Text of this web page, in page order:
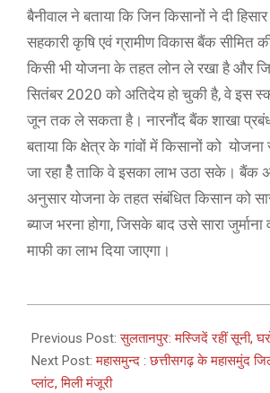
बैनीवाल ने बताया कि जिन किसानों ने दी
सहकारी कृषि एवं ग्रामीण विकास बैंक सीमित
किसी भी योजना के तहत लोन ले रखा है और
सितंबर 2020 को अतिदेय हो चुकी है, वे इस
जून तक ले सकता है। नारनौंद बैंक शाखा
बताया कि क्षेत्र के गांवों में किसानों को
जा रहा हैे ताकि वे इसका लाभ उठा सके। बैंक
अनुसार योजना के तहत संबंधित किसान को
ब्याज भरना होगा, जिसके बाद उसे सारा
माफी का लाभ दिया जाएगा।
05-
14
Previous Post:सुलतानपुर: मस्जिदें रहीं सूनी,
Next Post:महासमुन्द : छत्तीसगढ़ के महासमुंद
प्लांट, मिली मंजूरी